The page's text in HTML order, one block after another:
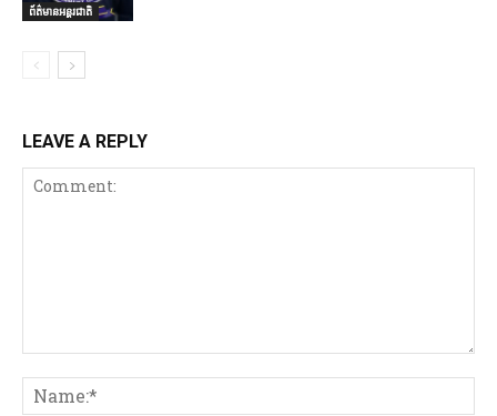
ព័ត៌មានអន្តរជាតិ
LEAVE A REPLY